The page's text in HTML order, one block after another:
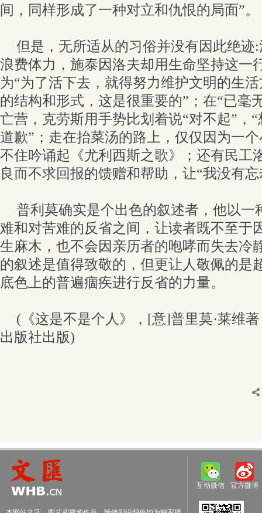
间，同样形成了一种对立和仇恨的局面”。
但是，无所适从的习俗并没有因此绝迹
浪费体力，施泰因洛夫却用生命坚持这一
为“为了活下去，就得努力维护文明的生
的结构和形式，这是很重要的”；在“已毫
亡营，克劳斯用手势比划着说“对不起”，
道歉”；走在抬菜汤的路上，仅仅因为一
不住吟诵起《尤利西斯之歌》；还有民工
良而不求回报的馈赠和帮助，让“我没有
普利莫确实是个出色的叙述者，他以一
难和对苦难的反省之间，让读者既不至于
生麻木，也不会因亲历者的咆哮而失去冷
的叙述是值得致敬的，但更让人敬佩的是
底色上的普遍痼疾进行反省的力量。
(《这是不是个人》，[意]普里莫·莱维
出版社出版)
互动微信 官方微博